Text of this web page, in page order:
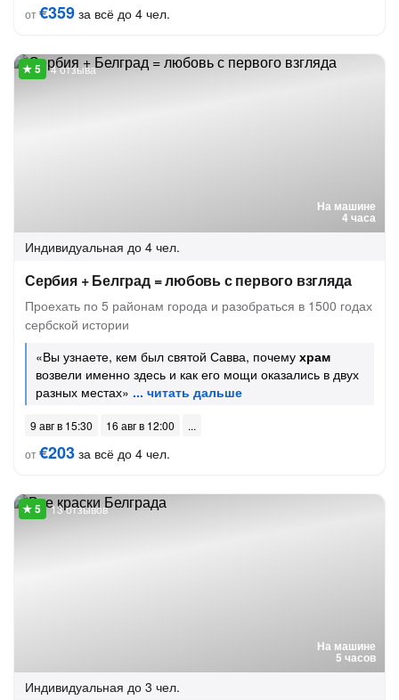
от€359 за всё до 4 чел.
На машине
4 часа
4 отзыва
Индивидуальная до 4 чел.
Сербия + Белград = любовь с первого взгляда
Проехать по 5 районам города и разобраться в 1500 годах
сербской истории
«Вы узнаете, кем был святой Савва, почему храм
возвели именно здесь и как его мощи оказались в двух
разных местах»
9 авг в 15:30
16 авг в 12:00
от€203 за всё до 4 чел.
На машине
5 часов
13 отзывов
Индивидуальная до 3 чел.